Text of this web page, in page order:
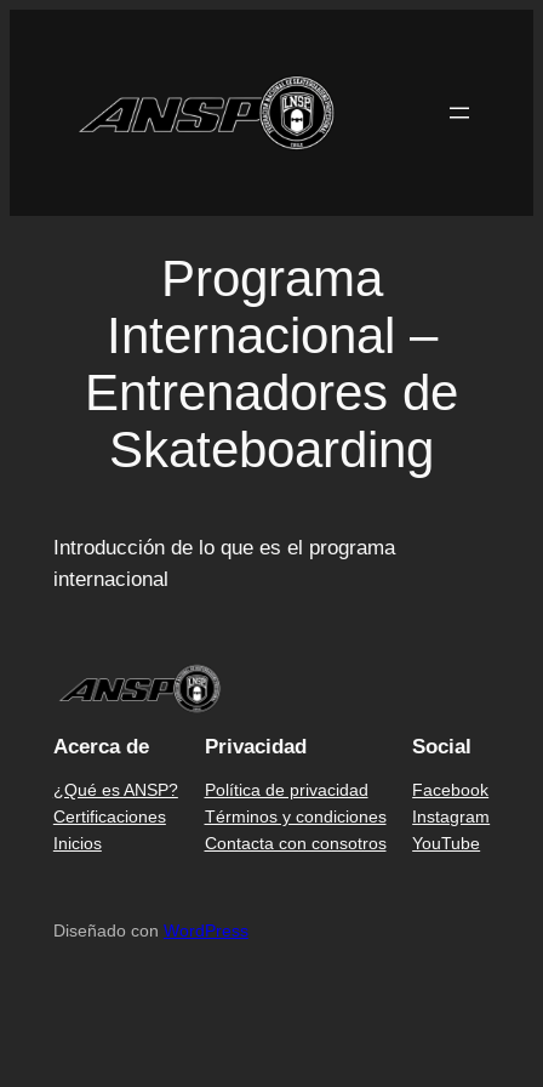
Programa
Internacional –
Entrenadores de
Skateboarding
Introducción de lo que es el programa
internacional
Acerca de
¿Qué es ANSP?
Certificaciones
Inicios
Privacidad
Política de privacidad
Términos y condiciones
Contacta con consotros
Social
Facebook
Instagram
YouTube
Diseñado con WordPress